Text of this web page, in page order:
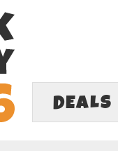
DEALS